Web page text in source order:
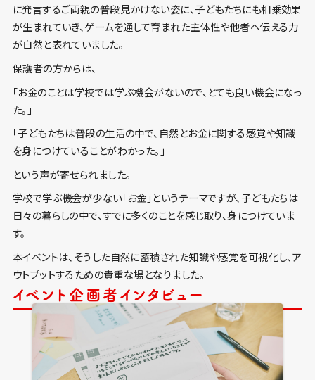
に発言するご両親の普段見かけない姿に、子どもたちにも相乗効果
が生まれていき、ゲームを通して育まれた主体性や他者へ伝える力
が自然と表れていました。
保護者の方からは、
「お金のことは学校では学ぶ機会がないので、とても良い機会になっ
た。」
「子どもたちは普段の生活の中で、自然とお金に関する感覚や知識
を身につけていることがわかった。」
という声が寄せられました。
学校で学ぶ機会が少ない「お金」というテーマですが、子どもたちは
日々の暮らしの中で、すでに多くのことを感じ取り、身につけていま
す。
本イベントは、そうした自然に蓄積された知識や感覚を可視化し、ア
ウトプットするための貴重な場となりました。
イベント企画者インタビュー